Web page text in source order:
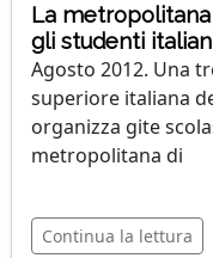
La
gli studenti
Agosto 2012. Una
superiore italiana
organizza gite
metropolitana di
Continua la lettura